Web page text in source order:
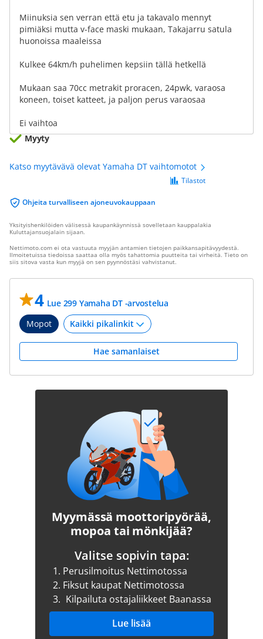
Miinuksia sen verran että etu ja takavalo mennyt
pimiäksi mutta v-face maski mukaan, Takajarru satula
huonoissa maaleissa
Kulkee 64km/h puhelimen kepsiin tällä hetkellä
Mukaan saa 70cc metrakit proracen, 24pwk, varaosa
koneen, toiset katteet, ja paljon perus varaosaa
Ei vaihtoa
Myyty
Katso myytävävä olevat Yamaha DT vaihtomotot
Ohjeita turvalliseen ajoneuvokauppaan
Tilastot
Yksityishenkilöiden välisessä kaupankäynnissä sovelletaan kauppalakia
Kuluttajansuojalain sijaan.
Nettimoto.com ei ota vastuuta myyjän antamien tietojen paikkansapitävyydestä.
Ilmoitetuissa tiedoissa saattaa olla myös tahattomia puutteita tai virheitä. Tieto on
siis sitova vasta kun myyjä on sen pyynnöstäsi vahvistanut.
4 Lue 299 Yamaha DT -arvostelua
Mopot
Hae samanlaiset
Myymässä moottoripyörää,
mopoa tai mönkijää?
Valitse sopivin tapa:
1. Perusilmoitus Nettimotossa
2. Fiksut kaupat Nettimotossa
3. Kilpailuta ostajaliikkeet Baanassa
Lue lisää